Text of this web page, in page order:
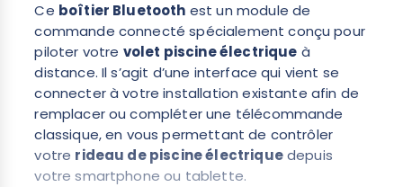
Ce boîtier Bluetooth est un module de
commande connecté spécialement conçu pour
piloter votre volet piscine électrique à
distance. Il s’agit d’une interface qui vient se
connecter à votre installation existante afin de
remplacer ou compléter une télécommande
classique, en vous permettant de contrôler
votre rideau de piscine électriquedepuis
votre smartphone ou tablette.